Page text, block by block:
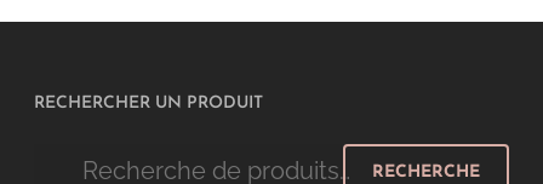
RECHERCHER UN PRODUIT
RECHERCHE